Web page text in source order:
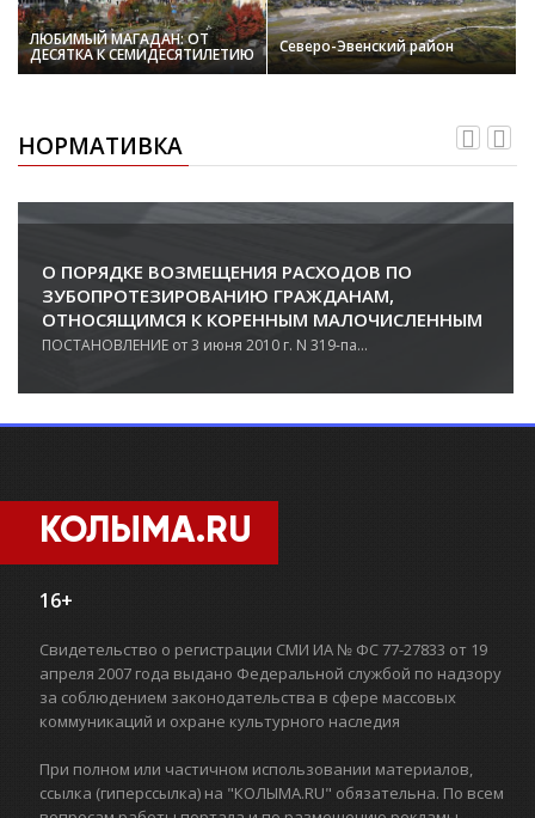
ЛЮБИМЫЙ МАГАДАН: ОТ
ДЕСЯТКА К СЕМИДЕСЯТИЛЕТИЮ Северо-Эвенский район
НОРМАТИВКА
О ПОРЯДКЕ ВОЗМЕЩЕНИЯ РАСХОДОВ ПО
ЗУБОПРОТЕЗИРОВАНИЮ ГРАЖДАНАМ,
ОТНОСЯЩИМСЯ К КОРЕННЫМ МАЛОЧИСЛЕННЫМ
НАРОДАМ СЕВЕРА И ПРОЖИВАЮЩИМ НА
ПОСТАНОВЛЕНИЕ от 3 июня 2010 г. N 319-па...
КОЛЫМА.RU
16+
Свидетельство о регистрации СМИ ИА № ФС 77-27833 от 19
апреля 2007 года выдано Федеральной службой по надзору
за соблюдением законодательства в сфере массовых
коммуникаций и охране культурного наследия
При полном или частичном использовании материалов,
ссылка (гиперссылка) на "КОЛЫМА.RU" обязательна. По всем